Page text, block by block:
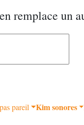
remplace un
pareil Kim sonores